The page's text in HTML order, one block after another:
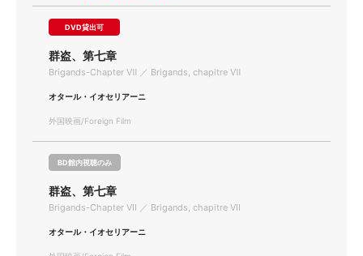
DVD貸出可
群盗、第七章
Brigands-Chapter Ⅶ ／ Brigands, chapitre Ⅶ
オタール・イオセリアーニ
外国映画/Foreign Film
BD館内視聴のみ
群盗、第七章
Brigands-Chapter VII ／ Brigands, chapitre VII
オタール・イオセリアーニ